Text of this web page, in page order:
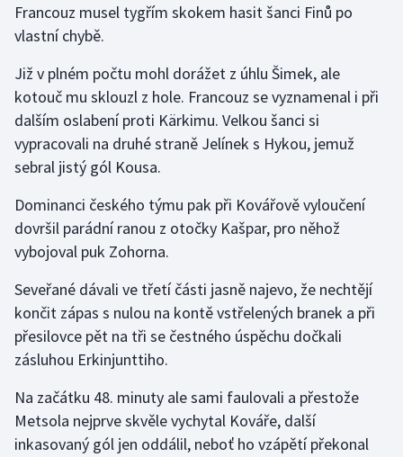
Sportovní střelba
Stolní tenis
Triatlon
Veslování
Vodní slalom
Volejbal
Ostatní
Francouz musel tygřím skokem hasit šanci Finů po
vlastní chybě.
Již v plném počtu mohl dorážet z úhlu Šimek, ale
kotouč mu sklouzl z hole. Francouz se vyznamenal i při
dalším oslabení proti Kärkimu. Velkou šanci si
vypracovali na druhé straně Jelínek s Hykou, jemuž
sebral jistý gól Kousa.
Dominanci českého týmu pak při Kovářově vyloučení
dovršil parádní ranou z otočky Kašpar, pro něhož
vybojoval puk Zohorna.
Seveřané dávali ve třetí části jasně najevo, že nechtějí
končit zápas s nulou na kontě vstřelených branek a při
přesilovce pět na tři se čestného úspěchu dočkali
zásluhou Erkinjunttiho.
Na začátku 48. minuty ale sami faulovali a přestože
Metsola nejprve skvěle vychytal Kováře, další
inkasovaný gól jen oddálil, neboť ho vzápětí překonal